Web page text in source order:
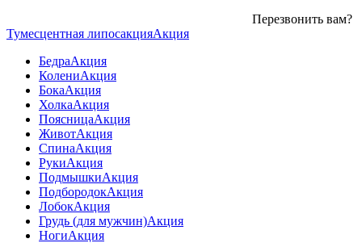
Перезвонить вам?
Тумесцентная липосакцияАкция
БедраАкция
КолениАкция
БокаАкция
ХолкаАкция
ПоясницаАкция
ЖивотАкция
СпинаАкция
РукиАкция
ПодмышкиАкция
ПодбородокАкция
ЛобокАкция
Грудь (для мужчин)Акция
НогиАкция